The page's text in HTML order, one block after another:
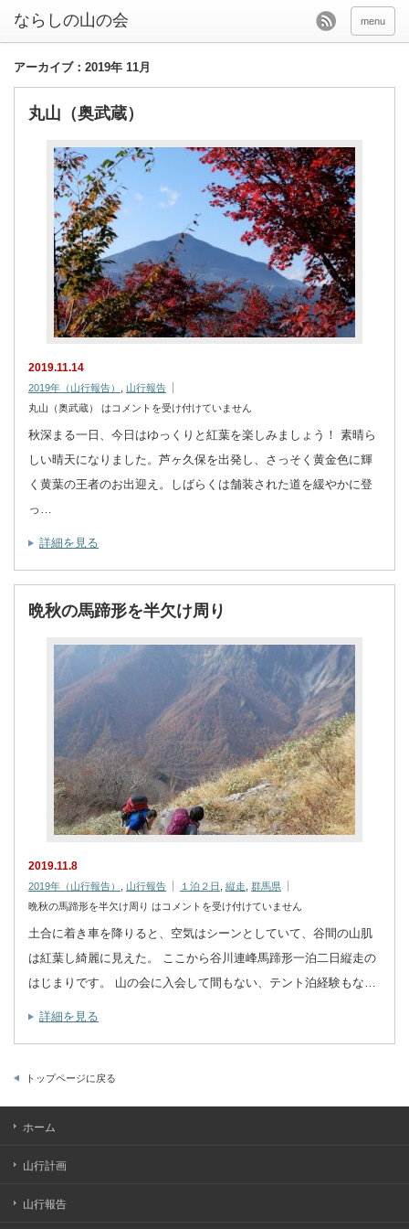
menu
アーカイブ：2019年 11月
丸山（奥武蔵）
2019.11.14
2019年（山行報告） , 山行報告
丸山（奥武蔵） はコメントを受け付けていません
秋深まる一日、今日はゆっくりと紅葉を楽しみましょう！ 素晴ら
しい晴天になりました。芦ヶ久保を出発し、さっそく黄金色に輝
く黄葉の王者のお出迎え。しばらくは舗装された道を緩やかに登
っ…
詳細を見る
晩秋の馬蹄形を半欠け周り
2019.11.8
2019年（山行報告） 山行報告 １泊２日 縦走 群馬県
晩秋の馬蹄形を半欠け周り は コメントを受け付けていません
土合に着き車を降りると、空気はシーンとしていて、谷間の山肌
は紅葉し綺麗に見えた。 ここから谷川連峰馬蹄形一泊二日縦走の
はじまりです。 山の会に入会して間もない、テント泊経験もな…
詳細を見る
トップページに戻る
ホーム
山行計画
山行報告